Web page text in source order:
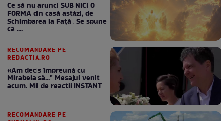
Ce să nu arunci SUB NICI O
FORMA din casă astăzi, de
Schimbarea la Față . Se spune
ca ....
RECOMANDARE PE
REDACTIA.RO
«Am decis împreună cu
Mirabela să..." Mesajul venit
acum. Mii de reactii INSTANT
RECOMANDARE PE